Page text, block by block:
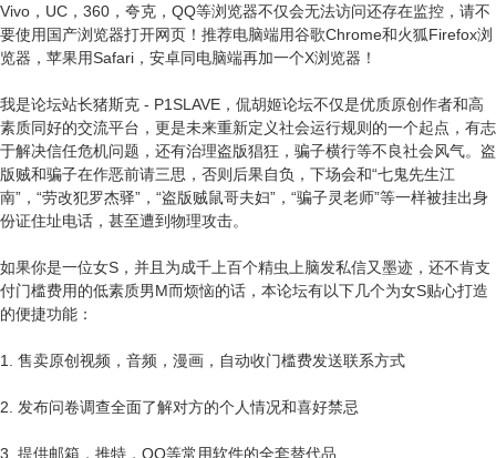
Vivo，UC，360，夸克，QQ等浏览器不仅会无法访问还存在监控，请不
要使用国产浏览器打开网页！推荐电脑端用谷歌Chrome和火狐Firefox浏
览器，苹果用Safari，安卓同电脑端再加一个X浏览器！
我是论坛站长猪斯克 - P1SLAVE，侃胡姬论坛不仅是优质原创作者和高
素质同好的交流平台，更是未来重新定义社会运行规则的一个起点，有志
于解决信任危机问题，还有治理盗版猖狂，骗子横行等不良社会风气。盗
版贼和骗子在作恶前请三思，否则后果自负，下场会和“七鬼先生江
南”，“劳改犯罗杰驿”，“盗版贼鼠哥夫妇”，“骗子灵老师”等一样被挂出身
份证住址电话，甚至遭到物理攻击。
如果你是一位女S，并且为成千上百个精虫上脑发私信又墨迹，还不肯支
付门槛费用的低素质男M而烦恼的话，本论坛有以下几个为女S贴心打造
的便捷功能：
1. 售卖原创视频，音频，漫画，自动收门槛费发送联系方式
2. 发布问卷调查全面了解对方的个人情况和喜好禁忌
3. 提供邮箱，推特，QQ等常用软件的全套替代品